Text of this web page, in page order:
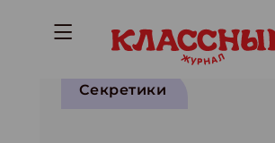
Секретики